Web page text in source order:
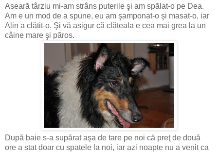
Aseară târziu mi-am strâns puterile şi am spălat-o pe Dea.
Am e un mod de a spune, eu am şamponat-o şi masat-o, iar
Alin a clătit-o. Şi vă asigur că clăteala e cea mai grea la un
câine mare şi păros.
După baie s-a supărat aşa de tare pe noi că preţ de două
ore a stat doar cu spatele la noi, iar azi noapte nu a venit ca